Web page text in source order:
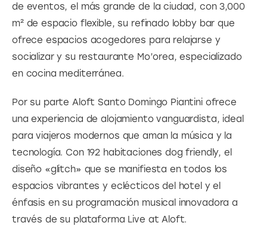
de eventos, el más grande de la ciudad, con 3,000
m² de espacio flexible, su refinado lobby bar que
ofrece espacios acogedores para relajarse y
socializar y su restaurante Mo’orea, especializado
en cocina mediterránea.
Por su parte Aloft Santo Domingo Piantini ofrece
una experiencia de alojamiento vanguardista, ideal
para viajeros modernos que aman la música y la
tecnología. Con 192 habitaciones dog friendly, el
diseño «glitch» que se manifiesta en todos los
espacios vibrantes y eclécticos del hotel y el
énfasis en su programación musical innovadora a
través de su plataforma Live at Aloft.